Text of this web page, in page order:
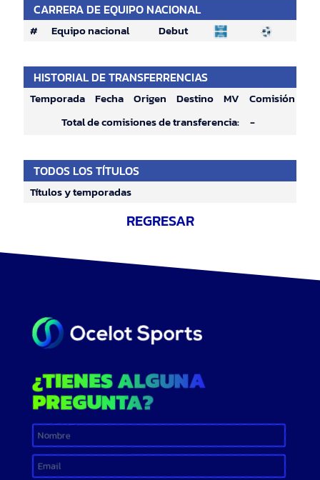
CARRERA DE EQUIPO NACIONAL
# Equipo nacional Debut
HISTORIAL DE TRANSFERRENCIAS
Temporada Fecha Origen Destino MV
Comisión
Total de comisiones de transferencia:
-
TODOS LOS TÍTULOS
Títulos y temporadas
REGRESAR
¿TIENES ALGUNA
PREGUNTA?